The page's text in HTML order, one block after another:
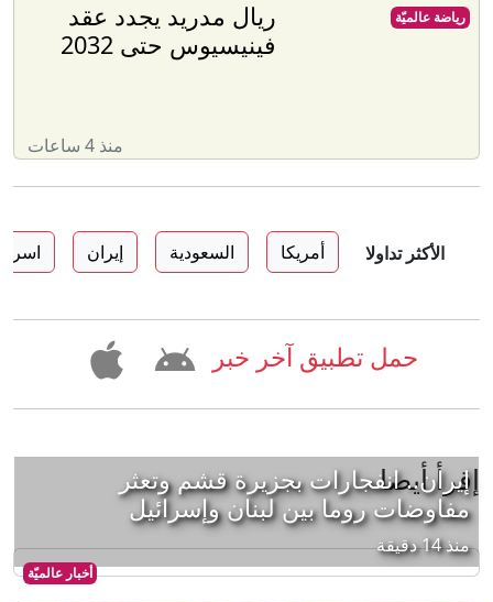
ريال مدريد يجدد عقد
فينيسيوس حتى 2032
منذ 4 ساعات
رياضة عالميّة
الأكثر تداولا أمريكا السعودية إيران
حمل تطبيق آخر خبر
إقرأ أيضا
أخبار عالميّة
إيران.. انفجارات بجزيرة قشم وتعثر
مفاوضات روما بين لبنان وإسرائيل
منذ 14 دقيقة